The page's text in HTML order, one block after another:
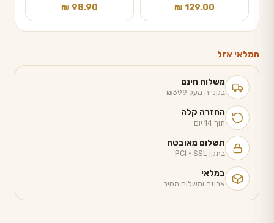
₪ 129.00
₪ 98.90
המלאי אזל
משלוח חינם
בקנייה מעל ₪399
החזרה קלה
תוך 14 יום
תשלום מאובטח
בתקן PCI · SSL
במלאי
אריזה ומשלוח מהיר